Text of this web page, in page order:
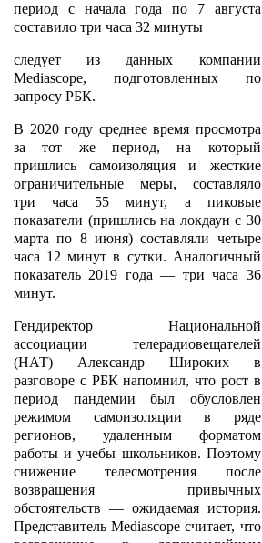
период с начала года по 7 августа
составило три часа 32 минуты
следует из данных компании
Mediascope, подготовленных по
запросу РБК.
В 2020 году среднее время просмотра
за тот же период, на который
пришлись самоизоляция и жесткие
ограничительные меры, составляло
три часа 55 минут, а пиковые
показатели (пришлись на локдаун с 30
марта по 8 июня) составляли четыре
часа 12 минут в сутки. Аналогичный
показатель 2019 года — три часа 36
минут.
Гендиректор Национальной
ассоциации телерадиовещателей
(НАТ) Александр Широких в
разговоре с РБК напомнил, что рост в
период пандемии был обусловлен
режимом самоизоляции в ряде
регионов, удаленным форматом
работы и учебы школьников. Поэтому
снижение телесмотрения после
возвращения привычных
обстоятельств — ожидаемая история.
Представитель Mediascope считает, что